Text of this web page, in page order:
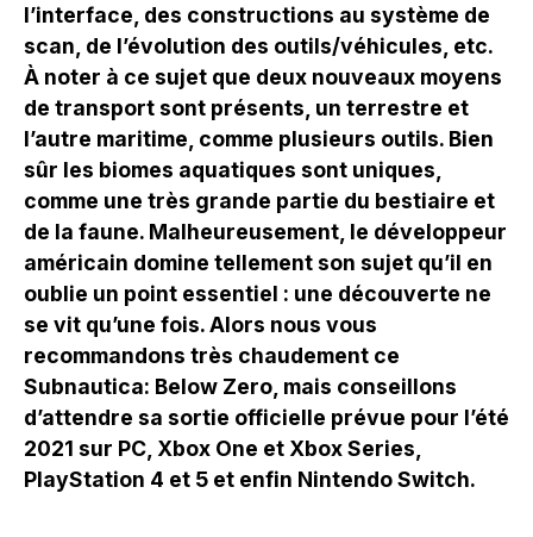
l’interface, des constructions au système de
scan, de l’évolution des outils/véhicules, etc.
À noter à ce sujet que deux nouveaux moyens
de transport sont présents, un terrestre et
l’autre maritime, comme plusieurs outils. Bien
sûr les biomes aquatiques sont uniques,
comme une très grande partie du bestiaire et
de la faune. Malheureusement, le développeur
américain domine tellement son sujet qu’il en
oublie un point essentiel : une découverte ne
se vit qu’une fois. Alors nous vous
recommandons très chaudement ce
Subnautica: Below Zero, mais conseillons
d’attendre sa sortie officielle prévue pour l’été
2021 sur PC, Xbox One et Xbox Series,
PlayStation 4 et 5 et enfin Nintendo Switch.